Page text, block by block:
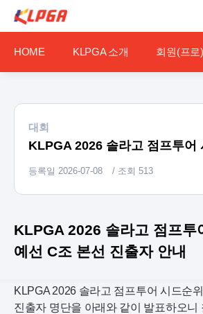
HOME KLPGA 소개 회원(프로
대회
등록일 2026-07-08 / 조회 513
KLPGA 2026 솔라고 점프투
예선 C조 본선 진출자 안내
KLPGA 2026 솔라고 점프투어 시드순
진출자 명단을 아래와 같이 발표하오니